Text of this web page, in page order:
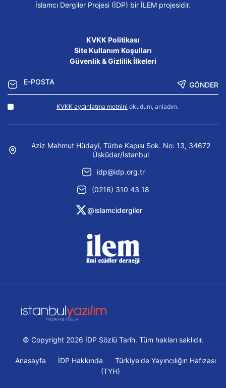
İslamcı Dergiler Projesi (İDP) bir İLEM projesidir.
KVKK Politikası
Site Kullanım Koşulları
Güvenlik & Gizlilik İlkeleri
GÖNDER
KVKK aydınlatma metnini okudum, anladım.
Aziz Mahmut Hüdayi, Türbe Kapısı Sok. No: 13, 34672
Üsküdar/İstanbul
idp@idp.org.tr
(0216) 310 43 18
@islamcidergiler
© Copyright 2026 İDP Sözlü Tarih. Tüm hakları saklıdır.
Anasayfa İDP Hakkında
Türkiye'de Yayıncılığın Hafızası
(TYH)